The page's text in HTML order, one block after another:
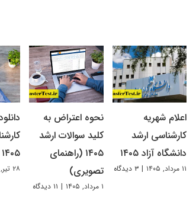
اعلام شهریه
کارشناسی ارشد
دانشگاه آزاد ۱۴۰۵
۱۱ مرداد, ۱۴۰۵ | ۳ دیدگاه
نحوه اعتراض به
کلید سوالات ارشد
۱۴۰۵ (راهنمای
تصویری)
۱ مرداد, ۱۴۰۵ | ۱۱ دیدگاه
۱۴۰۵
۲۸ تیر, ۱۴۰۵